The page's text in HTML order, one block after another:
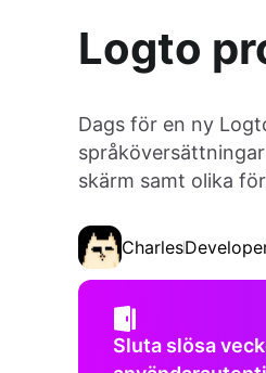
Logto
Dags för en ny
skärm samt olika
Charles
Sluta slösa